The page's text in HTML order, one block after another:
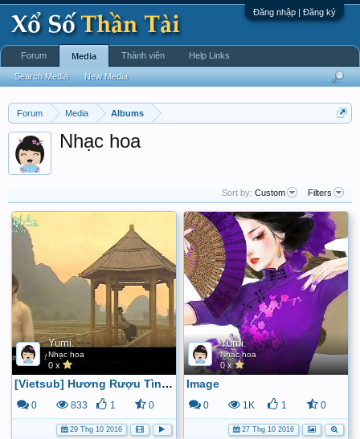
Đăng nhập | Đăng ký
Forum Media Albums
Nhạc hoa
Sort by: Custom Filters
Yumi.
Nhạc hoa
0 x
[Vietsub] Hương Rượu Tình Nồng - Trần Khiết Nghi & Trương Học Hữu (OST Hương Đồng Gió Nội) - YouTube
0 833 1 0
29 Thg 10 2016
Yumi.
Nhạc hoa
0 x
Image
0 1K 1 0
27 Thg 10 2016
Forum Media
Search Media New Media
Thành viên Help Links